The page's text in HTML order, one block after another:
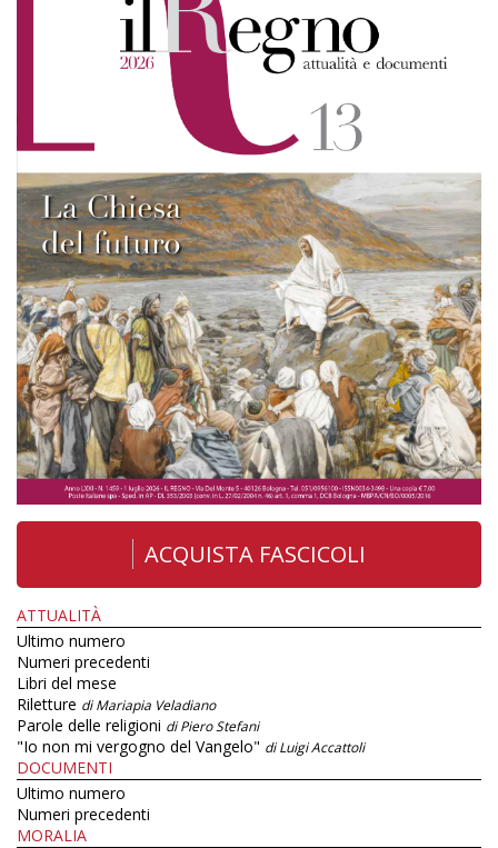
ACQUISTA FASCICOLI
ATTUALITÀ
Ultimo numero
Numeri precedenti
Libri del mese
Riletture di Mariapia Veladiano
Parole delle religioni di Piero Stefani
"Io non mi vergogno del Vangelo" di Luigi Accattoli
DOCUMENTI
Ultimo numero
Numeri precedenti
MORALIA